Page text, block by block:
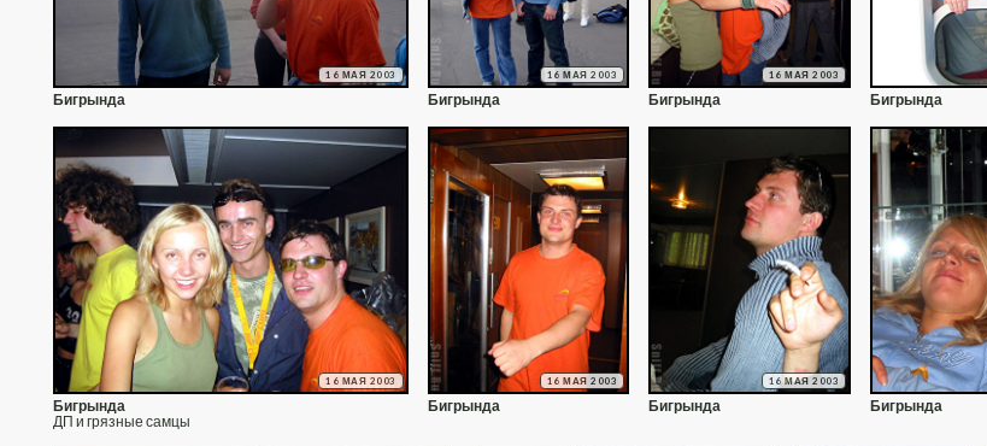
16 МАЯ 2003
Бигрында
16 МАЯ 2003
Бигрында
16 МАЯ 2003
Бигрында Бигрында
16 МАЯ 2003
Бигрында
ДП и грязные самцы
16 МАЯ 2003
Бигрында
16 МАЯ 2003
Бигрында Бигрында